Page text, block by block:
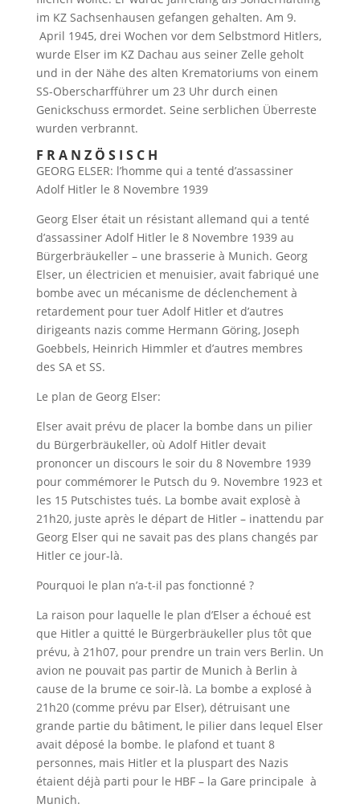
im KZ Sachsenhausen gefangen gehalten. Am 9.
April 1945, drei Wochen vor dem Selbstmord Hitlers,
wurde Elser im KZ Dachau aus seiner Zelle geholt
und in der Nähe des alten Krematoriums von einem
SS-Oberscharfführer um 23 Uhr durch einen
Genickschuss ermordet. Seine serblichen Überreste
wurden verbrannt.
F R A N Z Ö S I S C H
GEORG ELSER: l’homme qui a tenté d’assassiner
Adolf Hitler le 8 Novembre 1939
Georg Elser était un résistant allemand qui a tenté
d’assassiner Adolf Hitler le 8 Novembre 1939 au
Bürgerbräukeller – une brasserie à Munich. Georg
Elser, un électricien et menuisier, avait fabriqué une
bombe avec un mécanisme de déclenchement à
retardement pour tuer Adolf Hitler et d’autres
dirigeants nazis comme Hermann Göring, Joseph
Goebbels, Heinrich Himmler et d’autres membres
des SA et SS.
Le plan de Georg Elser:
Elser avait prévu de placer la bombe dans un pilier
du Bürgerbräukeller, où Adolf Hitler devait
prononcer un discours le soir du 8 Novembre 1939
pour commémorer le Putsch du 9. Novembre 1923 et
les 15 Putschistes tués. La bombe avait explosè à
21h20, juste après le départ de Hitler – inattendu par
Georg Elser qui ne savait pas des plans changés par
Hitler ce jour-là.
Pourquoi le plan n’a-t-il pas fonctionné ?
La raison pour laquelle le plan d’Elser a échoué est
que Hitler a quitté le Bürgerbräukeller plus tôt que
prévu, à 21h07, pour prendre un train vers Berlin. Un
avion ne pouvait pas partir de Munich à Berlin à
cause de la brume ce soir-là. La bombe a explosé à
21h20 (comme prévu par Elser), détruisant une
grande partie du bâtiment, le pilier dans lequel Elser
avait déposé la bombe. le plafond et tuant 8
personnes, mais Hitler et la pluspart des Nazis
étaient déjà parti pour le HBF – la Gare principale à
Munich.